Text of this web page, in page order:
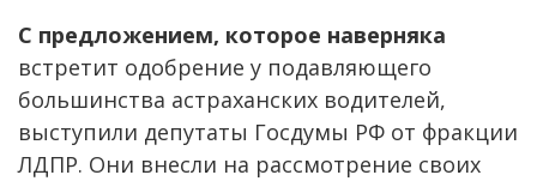
С предложением, которое наверняка
встретит одобрение у подавляющего
большинства астраханских водителей,
выступили депутаты Госдумы РФ от фракции
ЛДПР. Они внесли на рассмотрение своих